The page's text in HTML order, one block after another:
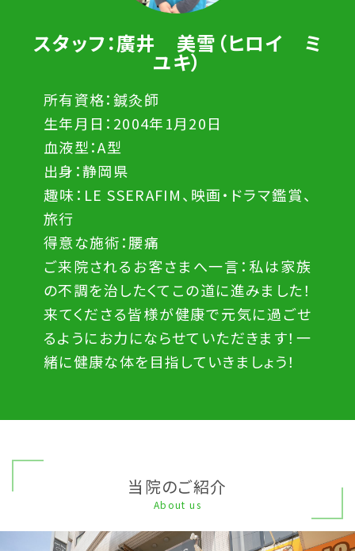
スタッフ：廣井 美雪（ヒロイ ミ
ユキ）
所有資格：鍼灸師
生年月日：2004年1月20日
血液型：A型
出身：静岡県
趣味：LE SSERAFIM、映画・ドラマ鑑賞、
旅行
得意な施術：腰痛
ご来院されるお客さまへ一言：私は家族
の不調を治したくてこの道に進みました！
来てくださる皆様が健康で元気に過ごせ
るようにお力にならせていただきます！一
緒に健康な体を目指していきましょう！
当院のご紹介
About us